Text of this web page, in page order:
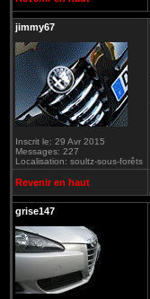
jimmy67
Inscrit le: 29 Avr 2015
Messages: 227
Localisation: soultz-sous-forêts
Revenir en haut
grise147